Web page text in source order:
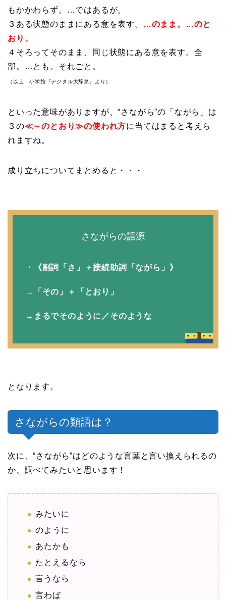
もかかわらず。…ではあるが。
３ある状態のままにある意を表す。 …のまま。…のと
おり。
４そろってそのまま、同じ状態にある意を表す。全
部。…とも。それごと。
（以上 小学館『デジタル大辞泉』より）
といった意味がありますが、“さながら”の「ながら」は
３の≪～のとおり≫の使われ方に当てはまると考えら
れますね。
成り立ちについてまとめると・・・
さながらの語源
・《副詞「さ」＋接続助詞「ながら」》
→「その」＋「とおり」
→まるでそのように／そのような
となります。
さながらの類語は？
次に、“さながら”はどのような言葉と言い換えられるの
か、調べてみたいと思います！
みたいに
のように
あたかも
たとえるなら
言うなら
言わば